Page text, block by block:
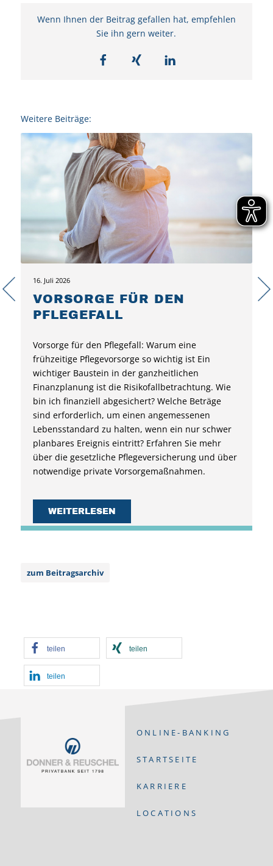
Wenn Ihnen der Beitrag gefallen hat, empfehlen
Sie ihn gern weiter.
Weitere Beiträge:
VORSORGE FÜR DEN
PFLEGEFALL
Vorsorge für den Pflegefall: Warum eine
frühzeitige Pflegevorsorge so wichtig ist Ein
wichtiger Baustein in der ganzheitlichen
Finanzplanung ist die Risikofallbetrachtung. Wie
bin ich finanziell abgesichert? Welche Beträge
sind erforderlich, um einen angemessenen
Lebensstandard zu halten, wenn ein nur schwer
planbares Ereignis eintritt? Erfahren Sie mehr
über die gesetzliche Pflegeversicherung und über
notwendige private Vorsorgemaßnahmen.
WEITERLESEN
16. Juli 2026
zum Beitragsarchiv
teilen teilen
teilen
ONLINE-BANKING
STARTSEITE
KARRIERE
LOCATIONS